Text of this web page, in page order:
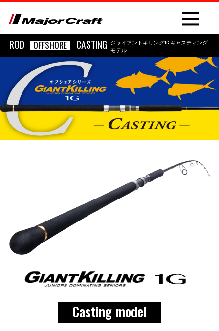
NEW
PRODUCT
ONLINE SHOP
OVERSEAS
OFFICIAL FAN CLUB
CUSTOMER
ROD OFFSHORE CASTING ジャイアントキリング1G キャスティング
モデル
Casting model